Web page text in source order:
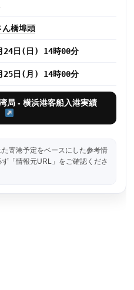
ん橋埠頭
24日(日) 14時00分
25日(月) 14時00分
局 - 横浜港客船入港実績
寄港予定をベースにした参考情
「情報元URL」をご確認くださ